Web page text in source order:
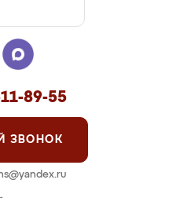
89-55
ЗВОНОК